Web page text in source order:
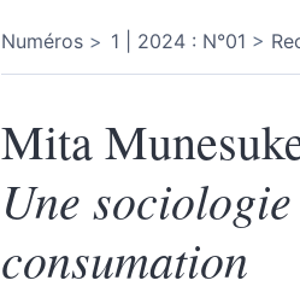
Numéros 1 | 2024 : N°01
Mita
Une
consumation